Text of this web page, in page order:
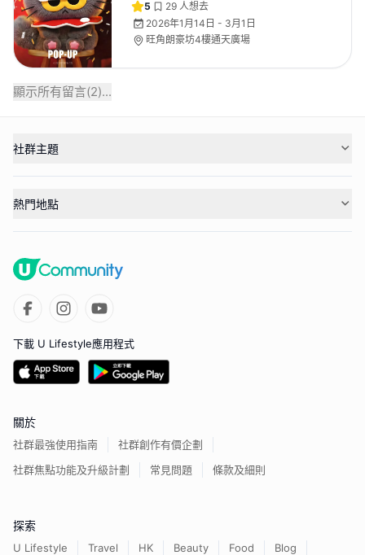
5 29 人想去
2026年1月14日 - 3月1日
旺角朗豪坊4樓通天廣場
顯示所有留言(2)...
社群主題
熱門地點
下載 U Lifestyle應用程式
關於
社群最強使用指南
社群創作有價企劃
社群焦點功能及升級計劃
常見問題 條款及細則
探索
U Lifestyle Travel HK Beauty Food Blog